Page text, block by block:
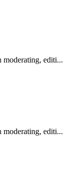
moderating, editi...
moderating, editi...